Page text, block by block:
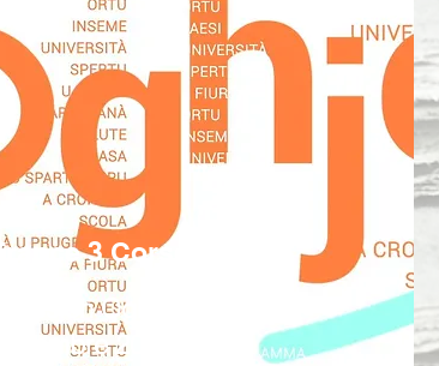
France 3 Corse
Emission Oghje du 4
décembre 2023